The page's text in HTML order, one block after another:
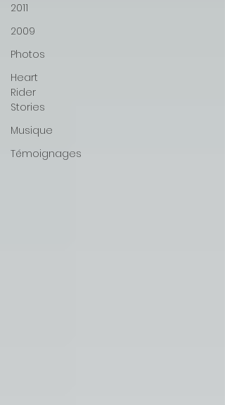
2011
2009
Photos
Heart
Rider
Stories
Musique
Témoignages